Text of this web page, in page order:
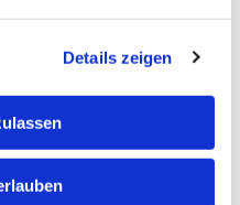
Details zeigen